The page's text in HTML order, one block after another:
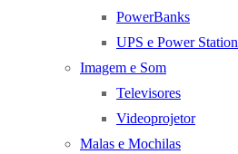
PowerBanks
UPS e Power Station
Imagem e Som
Televisores
Videoprojetor
Malas e Mochilas